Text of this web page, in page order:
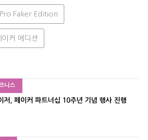
Faker Edition
커 에디션
니스
저, 페이커 파트너십 10주년 기념 행사 진행